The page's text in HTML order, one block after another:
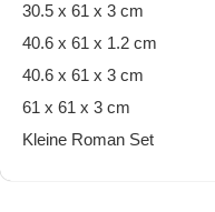
30.5 x 61 x 3 cm
40.6 x 61 x 1.2 cm
40.6 x 61 x 3 cm
61 x 61 x 3 cm
Kleine Roman Set